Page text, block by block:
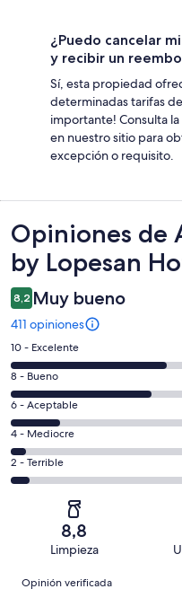
¿Puedo cancelar
y recibir un
Sí, esta propiedad
determinadas tarifas
importante! Consulta
en nuestro sitio para
excepción o requisito.
Opiniones
Opiniones de
by Lopesan
8,2 Muy bueno
411 opiniones
Evaluación:
10
-
Excelente.
170
de
411
opiniones
10 - Excelente
Evaluación:
8
-
Bueno.
152
de
opiniones
8 - Bueno
Evaluación:
6
-
Aceptable.
53
opiniones
6 - Aceptable
Evaluación:
4
-
4 - Mediocre
Evaluación:
2
Terrible.
411
2 - Terrible
8,8
Limpieza
Opiniones
Opinión verificada